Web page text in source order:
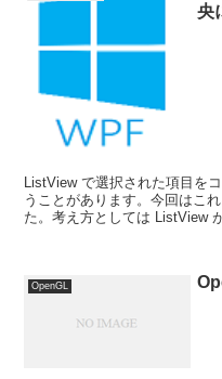
央
ListView で選択された項目を
うことがあります。今回はこ
た。考え方としては ListView
OpenGL